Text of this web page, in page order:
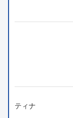
ティナ